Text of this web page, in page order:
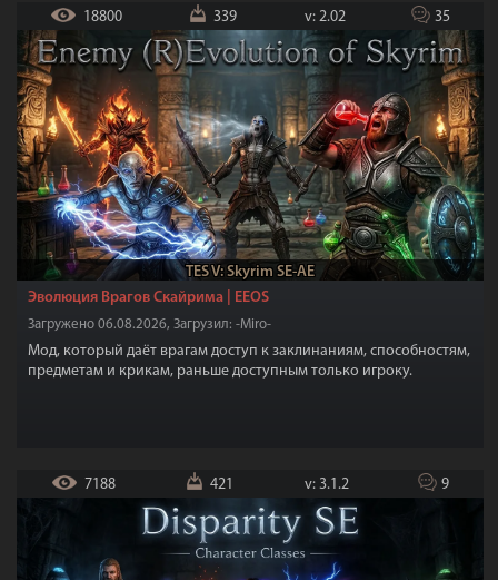
TES V: Skyrim SE-AE
18800 339 v: 2.02 35
Эволюция Врагов Скайрима | EEOS
Загружено 06.08.2026, Загрузил: -Miro-
Мод, который даёт врагам доступ к заклинаниям, способностям,
предметам и крикам, раньше доступным только игроку.
7188 421 v: 3.1.2 9